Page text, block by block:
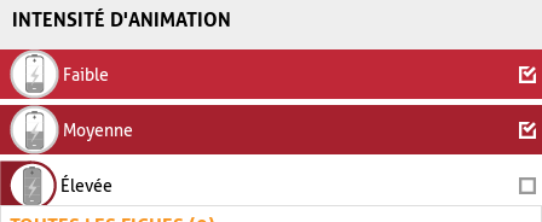
INTENSITÉ D'ANIMATION
Faible
Moyenne
Élevée